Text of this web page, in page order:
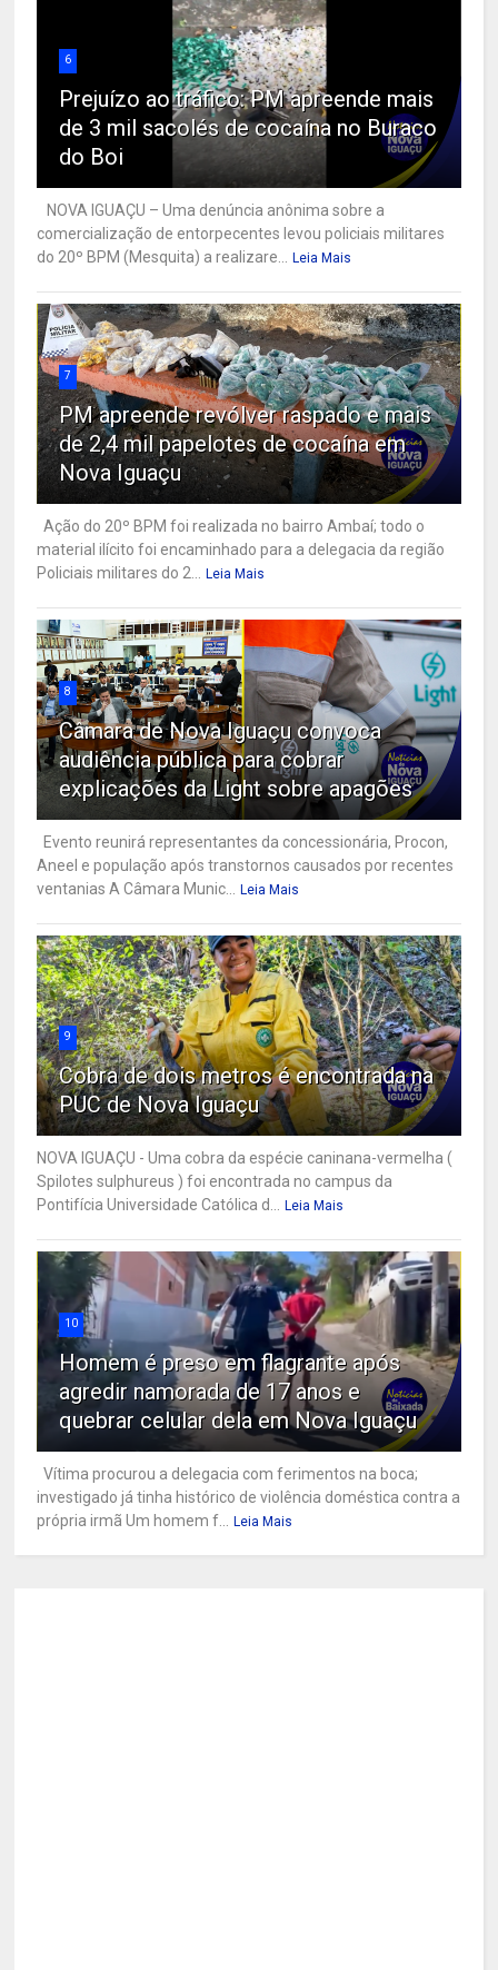
6
Prejuízo ao tráfico: PM apreende mais
de 3 mil sacolés de cocaína no Buraco
do Boi
NOVA IGUAÇU – Uma denúncia anônima sobre a
comercialização de entorpecentes levou policiais militares
do 20º BPM (Mesquita) a realizare...
Leia Mais
7
PM apreende revólver raspado e mais
de 2,4 mil papelotes de cocaína em
Nova Iguaçu
Ação do 20º BPM foi realizada no bairro Ambaí; todo o
material ilícito foi encaminhado para a delegacia da região
Policiais militares do 2...
Leia Mais
8
Câmara de Nova Iguaçu convoca
audiência pública para cobrar
explicações da Light sobre apagões
Evento reunirá representantes da concessionária, Procon,
Aneel e população após transtornos causados por recentes
ventanias A Câmara Munic...
Leia Mais
9
Cobra de dois metros é encontrada na
PUC de Nova Iguaçu
NOVA IGUAÇU - Uma cobra da espécie caninana-vermelha (
Spilotes sulphureus ) foi encontrada no campus da
Pontifícia Universidade Católica d...
Leia Mais
10
Homem é preso em flagrante após
agredir namorada de 17 anos e
quebrar celular dela em Nova Iguaçu
Vítima procurou a delegacia com ferimentos na boca;
investigado já tinha histórico de violência doméstica contra a
própria irmã Um homem f...
Leia Mais